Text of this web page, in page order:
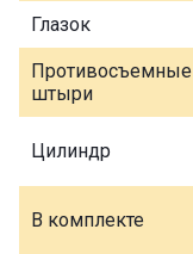
Глазок
Противосъемные
штыри
Цилиндр
В комплекте